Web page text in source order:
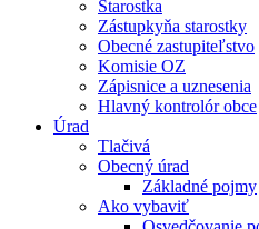
Starostka
Zástupkyňa starostky
Obecné zastupiteľstvo
Komisie OZ
Zápisnice a uznesenia
Hlavný kontrolór obce
Úrad
Tlačivá
Obecný úrad
Základné pojmy
Ako vybaviť